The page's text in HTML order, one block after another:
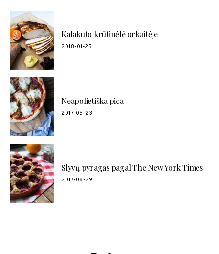
Kalakuto krūtinėlė orkaitėje
2018-01-25
Neapolietiška pica
2017-05-23
Slyvų pyragas pagal The New York Times
2017-08-29